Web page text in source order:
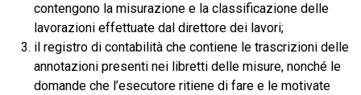
contengono la misurazione e la classificazione delle
lavorazioni effettuate dal direttore dei lavori;
il registro di contabilità che contiene le trascrizioni delle
annotazioni presenti nei libretti delle misure, nonché le
domande che l’esecutore ritiene di fare e le motivate